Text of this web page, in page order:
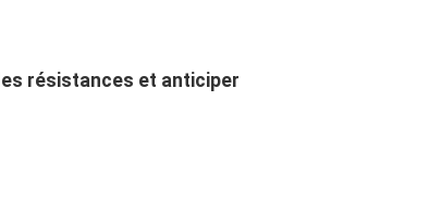
résistances et anticiper